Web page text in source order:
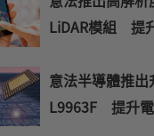
LiDAR模組 提
意法半導體推
L9963F 提升